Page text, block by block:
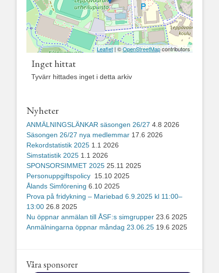
Leaflet| ©OpenStreetMapcontributors
Inget hittat
Tyvärr hittades inget i detta arkiv
Nyheter
ANMÄLNINGSLÄNKAR säsongen 26/27 4.8 2026
Säsongen 26/27 nya medlemmar 17.6 2026
Rekordstatistik 2025 1.1 2026
Simstatistik 2025 1.1 2026
SPONSORSIMMET 2025 25.11 2025
Personuppgiftspolicy 15.10 2025
Ålands Simförening 6.10 2025
Prova på fridykning – Mariebad 6.9.2025 kl 11:00–
13:00 26.8 2025
Nu öppnar anmälan till ÅSF:s simgrupper 23.6 2025
Anmälningarna öppnar måndag 23.06.25 19.6 2025
Våra sponsorer